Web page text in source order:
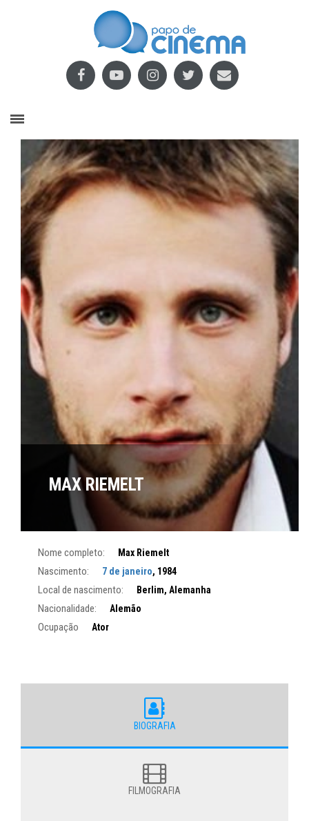
MAX RIEMELT
Nome completo: Max Riemelt
Nascimento: 7 de janeiro, 1984
Local de nascimento: Berlim, Alemanha
Nacionalidade: Alemão
Ocupação Ator
BIOGRAFIA
FILMOGRAFIA